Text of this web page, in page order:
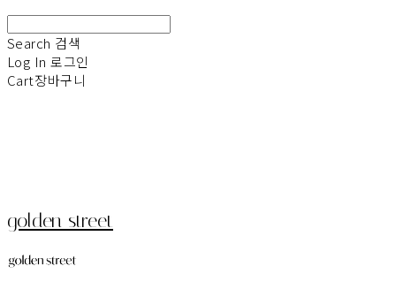
Search 검색
Log In 로그인
Cart장바구니
golden street